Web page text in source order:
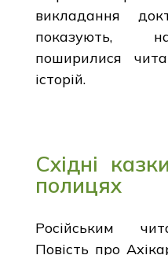
викладання
показують,
поширилися
історій.
Східні
полицях
Російським
Повість про